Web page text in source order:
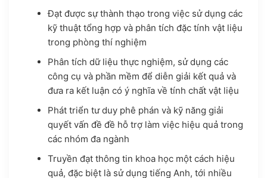
Đạt được sự thành thạo trong việc sử dụng các
kỹ thuật tổng hợp và phân tích đặc tính vật liệu
trong phòng thí nghiệm
Phân tích dữ liệu thực nghiệm, sử dụng các
công cụ và phần mềm để diễn giải kết quả và
đưa ra kết luận có ý nghĩa về tính chất vật liệu
Phát triển tư duy phê phán và kỹ năng giải
quyết vấn đề đề hỗ trợ làm việc hiệu quả trong
các nhóm đa ngành
Truyền đạt thông tin khoa học một cách hiệu
quả, đặc biệt là sử dụng tiếng Anh, tới nhiều